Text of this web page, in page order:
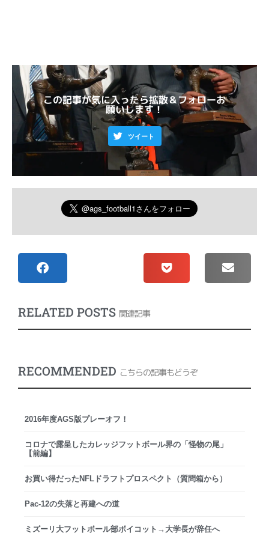
この記事が気に入ったら拡散＆フォローお
願いします！
ツイート
RELATED POSTS 関連記事
RECOMMENDED こちらの記事もどうぞ
2016年度AGS版プレーオフ！
コロナで露呈したカレッジフットボール界の「怪物の尾」
【前編】
お買い得だったNFLドラフトプロスペクト（質問箱から）
Pac-12の失落と再建への道
ミズーリ大フットボール部ボイコット→大学長が辞任へ